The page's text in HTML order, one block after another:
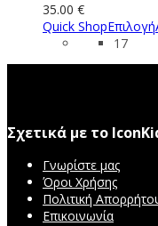
35.00 €
Quick ShopΕπιλογή
17
Σχετικά με το
Γνωρίστε μας
Όροι Χρήσης
Πολιτική
Επικοινωνία